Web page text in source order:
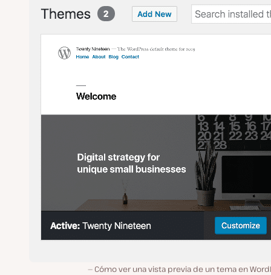
Cómo ver una vista previa de un tema en